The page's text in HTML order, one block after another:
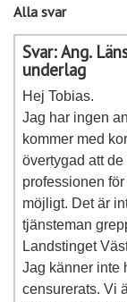
Alla svar
Svar: Ang.
underlag
Hej Tobias.
Jag har ingen
kommer med
övertygad att
professionen
möjligt. Det är
tjänsteman
Landstinget
Jag känner inte
censurerats. Vi